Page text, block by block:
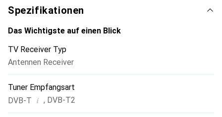
durch die Menüs erleichtert. Zudem bietet er eine
elektronische Programmzeitschrift (EPG) für eine einfache
Programmübersicht und -planung. Die
eine flexible Integration in bestehende
Unterhaltungssysteme ermöglicht. Mit einem Gewicht von
ideal für verschiedene Wohnumgebungen.
Spezifikationen
Das Wichtigste auf einen Blick
TV Receiver Typ
Antennen Receiver
Tuner Empfangsart
DVB-T i , DVB-T2